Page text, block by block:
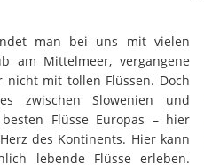
Fotos
Videos
Aktuell
man bei uns mit vielen
am Mittelmeer, vergangene
nicht mit tollen Flüssen. Doch
zwischen Slowenien und
Flüsse Europas – hier
des Kontinents. Hier kann
lebende Flüsse erleben.